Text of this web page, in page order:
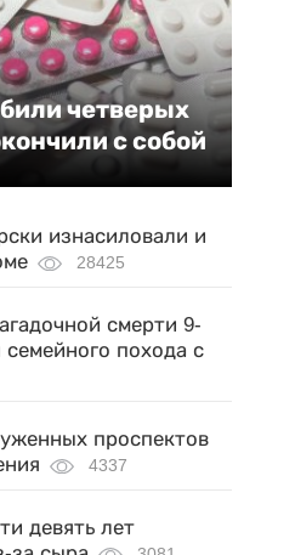
четверых
с собой
изнасиловали и
28425
смерти 9-
похода с
проспектов
4337
девять лет